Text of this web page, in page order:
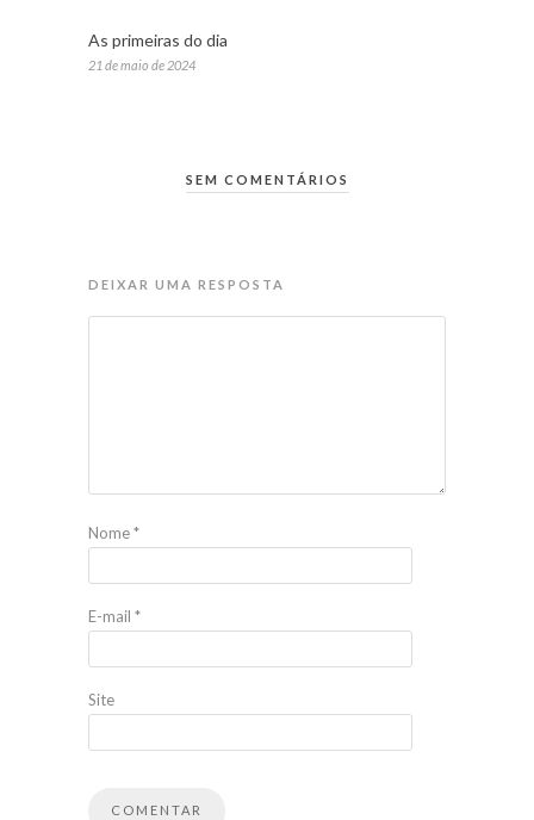
As primeiras do dia
21 de maio de 2024
SEM COMENTÁRIOS
DEIXAR UMA RESPOSTA
Nome*
E-mail *
Site